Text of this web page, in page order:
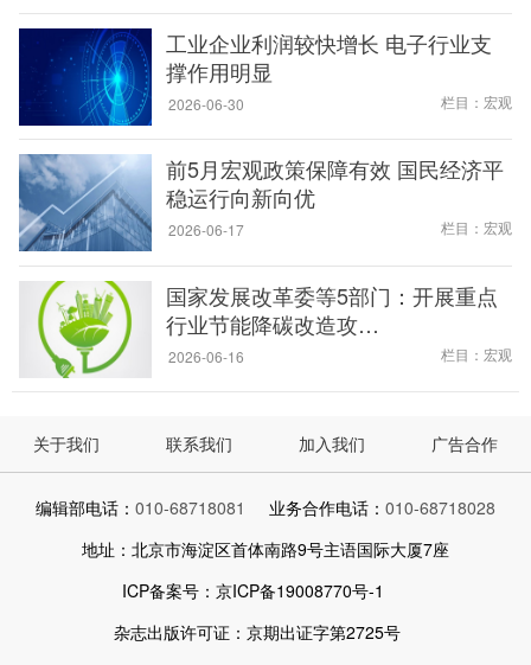
工业企业利润较快增长 电子行业支
撑作用明显
2026-06-30 栏目：宏观
前5月宏观政策保障有效 国民经济平
稳运行向新向优
2026-06-17 栏目：宏观
国家发展改革委等5部门：开展重点
行业节能降碳改造攻…
2026-06-16 栏目：宏观
关于我们 联系我们 加入我们 广告合作
编辑部电话： 010-68718081 业务合作电话： 010-68718028
地址：北京市海淀区首体南路9号主语国际大厦7座
ICP备案号：京ICP备19008770号-1
杂志出版许可证：京期出证字第2725号